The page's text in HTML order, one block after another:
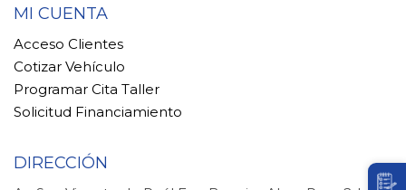
MI CUENTA
Acceso Clientes
Cotizar Vehículo
Programar Cita Taller
Solicitud Financiamiento
DIRECCIÓN